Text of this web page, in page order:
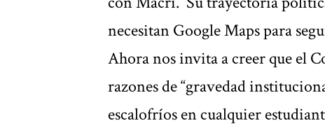
necesitan Google Maps para
Ahora nos invita a creer que el
razones de “gravedad
escalofríos en cualquier